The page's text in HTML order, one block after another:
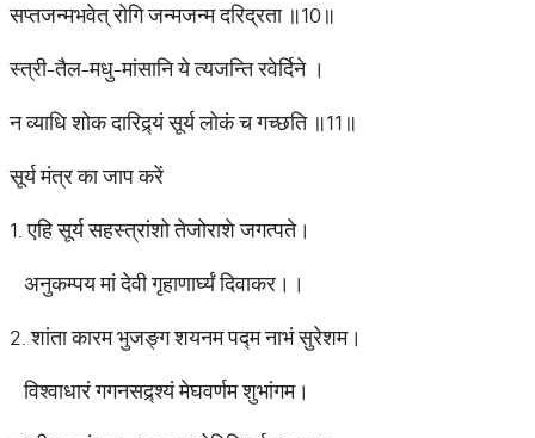
सप्तजन्मभवेत् रोगि जन्मजन्म दरिद्रता ॥10॥
स्त्री-तैल-मधु-मांसानि ये त्यजन्ति रवेर्दिने ।
न व्याधि शोक दारिद्र्यं सूर्य लोकं च गच्छति ॥11॥
सूर्य मंत्र का जाप करें
1. एहि सूर्य सहस्त्रांशो तेजोराशे जगत्पते।
अनुकम्पय मां देवी गृहाणार्घ्यं दिवाकर।।
2. शांता कारम भुजङ्ग शयनम पद्म नाभं सुरेशम।
विश्वाधारं गगनसद्र्श्यं मेघवर्णम शुभांगम।